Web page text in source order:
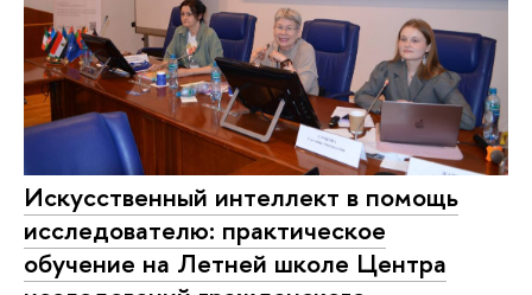
Искусственный интеллект в помощь
исследователю: практическое
обучение на Летней школе Центра